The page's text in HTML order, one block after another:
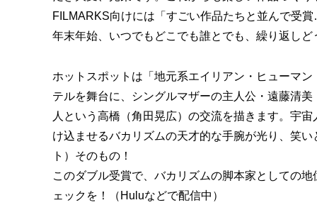
FILMARKS向けには「すごい作品たちと並んで受
年末年始、いつでもどこでも誰とでも、繰り返し
ホットスポットは「地元系エイリアン・ヒューマ
テルを舞台に、シングルマザーの主人公・遠藤清
人という高橋（角田晃広）の交流を描きます。宇
け込ませるバカリズムの天才的な手腕が光り、笑
ト）そのもの！
このダブル受賞で、バカリズムの脚本家としての
ェックを！（Huluなどで配信中）